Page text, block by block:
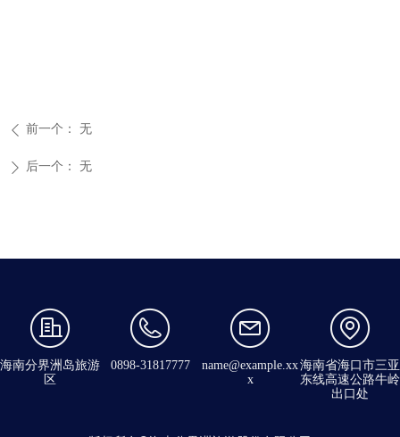
ꄴ 前一个： 无
ꄲ 后一个： 无
海南分界洲岛旅游
区
0898-31817777
name@example.xx
x
海南省海口市三亚
东线高速公路牛岭
出口处